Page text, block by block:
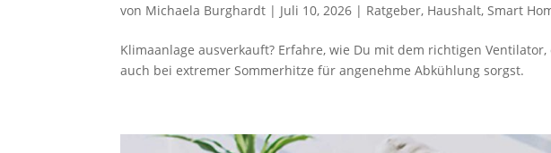
von Michaela Burghardt | Juli 10, 2026 | Ratgeber, Haushalt, Smart
Kli­ma­an­la­ge aus­ver­kauft? Erfah­re, wie Du mit dem rich­ti­gen
auch bei extre­mer Som­mer­hit­ze für ange­neh­me Abküh­lung sorgst.